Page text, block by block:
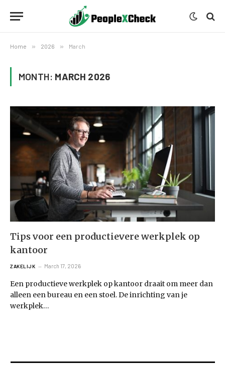
Home » 2026 » March
MONTH: MARCH 2026
Tips voor een productievere werkplek op
kantoor
ZAKELIJK March 17, 2026
Een productieve werkplek op kantoor draait om meer dan
alleen een bureau en een stoel. De inrichting van je
werkplek…